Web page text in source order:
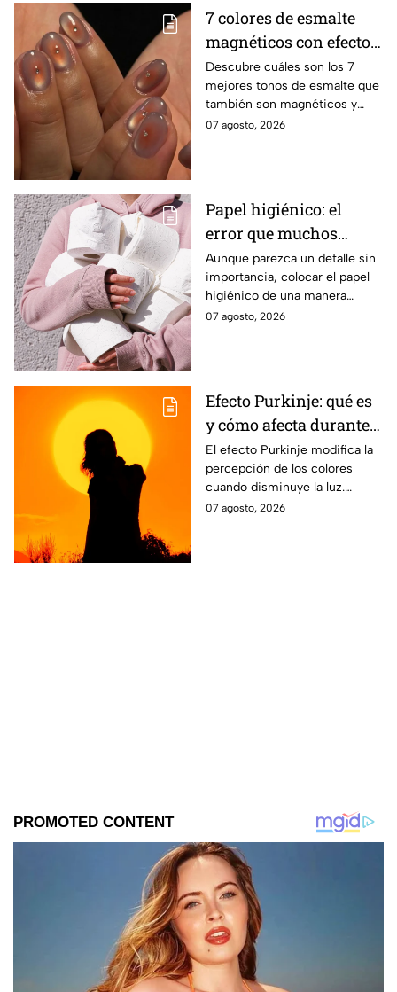
7 colores de esmalte
magnéticos con efecto
ojo de gato para lucir
manos elegantes
Descubre cuáles son los 7
mejores tonos de esmalte que
también son magnéticos y
sirven para realizar el efecto
07 agosto, 2026
Papel higiénico: el
error que muchos
cometen al colocarlo
Aunque parezca un detalle sin
importancia, colocar el papel
higiénico de una manera
específica puede favorecer la
07 agosto, 2026
Efecto Purkinje: qué es
y cómo afecta durante
un eclipse
El efecto Purkinje modifica la
percepción de los colores
cuando disminuye la luz.
Conoce por qué el verde y el
07 agosto, 2026